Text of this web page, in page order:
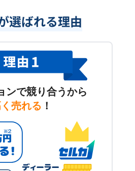
選ばれる理由
ンで競り合うから
売れる ！